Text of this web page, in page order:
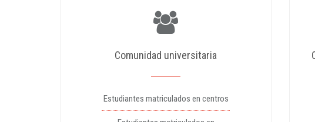
Comunidad universitaria
Estudiantes matriculados en centros